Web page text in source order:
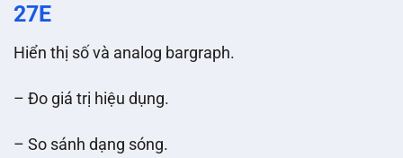
27E
Hiển thị số và analog bargraph.
– Đo giá trị hiệu dụng.
– So sánh dạng sóng.